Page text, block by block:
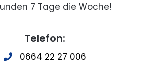
7 Tage die Woche!
Telefon:
0664 22 27 006